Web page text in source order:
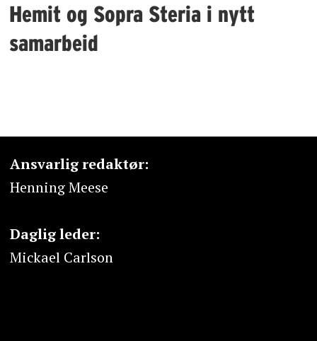
Hemit og Sopra Steria i nytt
samarbeid
Ansvarlig redaktør:
Henning Meese
Daglig leder:
Mickael Carlson